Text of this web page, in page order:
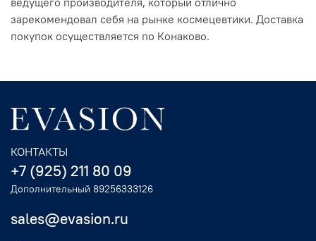
зарекомендовал себя на рынке космецевтики. Доставка
покупок осуществляется по Конаково.
КОНТАКТЫ
+7 (925) 211 80 09
Дополнительный 89256333126
sales@evasion.ru